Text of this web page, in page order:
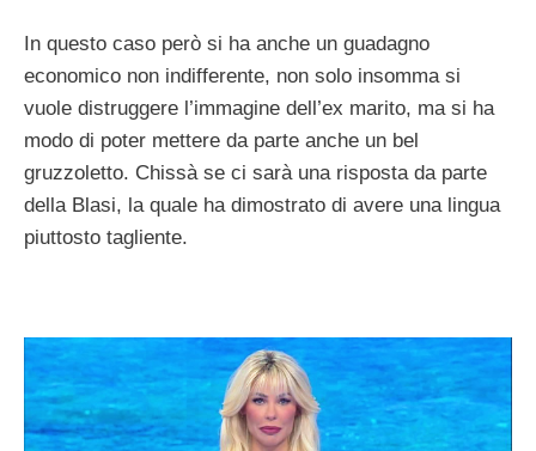
In questo caso però si ha anche un guadagno
economico non indifferente, non solo insomma si
vuole distruggere l’immagine dell’ex marito, ma si ha
modo di poter mettere da parte anche un bel
gruzzoletto. Chissà se ci sarà una risposta da parte
della Blasi, la quale ha dimostrato di avere una lingua
piuttosto tagliente.